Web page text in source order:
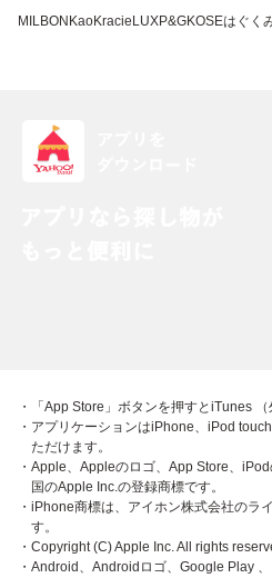
MILBON KaoKracie LUXP&GKOSEはぐく
・「App Store」ボタンを押すとiTunes （
・アプリケーションはiPhone、iPod
ただけます。
・Apple、Appleのロゴ、App Store、
国のApple Inc.の登録商標です。
・iPhone商標は、アイホン株式会社のラ
す。
・Copyright (C) Apple Inc. All rights
・Android、Androidロゴ、Google Play